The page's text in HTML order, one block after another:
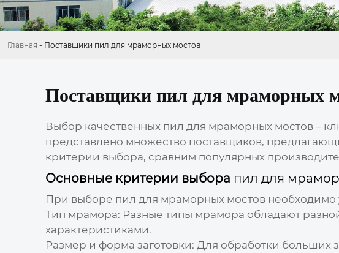
Главная - Поставщики пил для мраморных мостов
Поставщики пил для мраморных
Выбор качественных пил для мраморных мостов–
представлено множество поставщиков,
критерии выбора, сравним популярных
Основные критерии выбора пил для
При выборе пил для мраморных мостовнеобходимо
Тип мрамора: Разные типы мрамора обладают
характеристиками.
Размер и форма заготовки: Для обработки больших